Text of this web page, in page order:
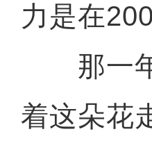
力是在
那一年
着这朵花